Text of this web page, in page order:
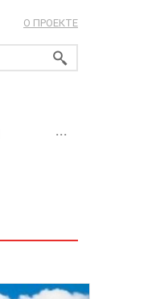
О ПРОЕКТЕ
...